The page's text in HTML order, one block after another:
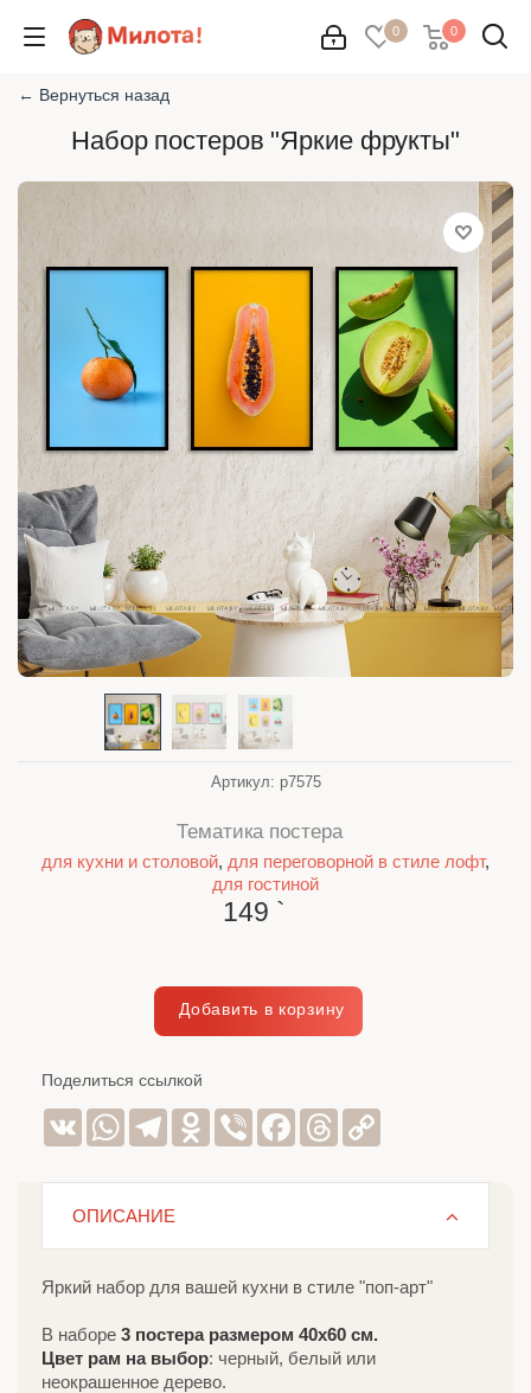
0 0
← Вернуться назад
Набор постеров "Яркие фрукты"
Артикул: p7575
Тематика постера
для кухни и столовой, для переговорной в стиле лофт,
для гостиной
149 `
Поделиться ссылкой
VK WhatsAppTelegramOdnoklassniki
Viber Facebook
Threads
ОПИСАНИЕ
Яркий набор для вашей кухни в стиле "поп-арт"
В наборе 3 постера размером 40х60 см.
Цвет рам на выбор: черный, белый или
неокрашенное дерево.